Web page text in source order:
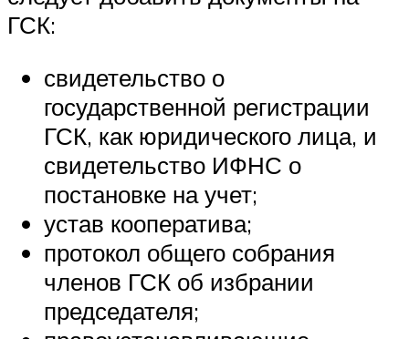
ГСК:
свидетельство о
государственной регистрации
ГСК, как юридического лица, и
свидетельство ИФНС о
постановке на учет;
устав кооператива;
протокол общего собрания
членов ГСК об избрании
председателя;